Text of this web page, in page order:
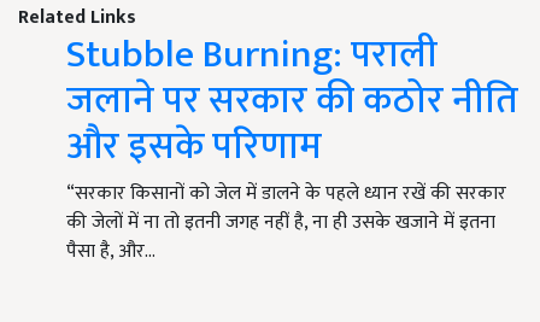
Related Links
Stubble Burning: पराली
जलाने पर सरकार की कठोर नीति
और इसके परिणाम
“सरकार किसानों को जेल में डालने के पहले ध्यान रखें की सरकार
की जेलों में ना तो इतनी जगह नहीं है, ना ही उसके खजाने में इतना
पैसा है, और…